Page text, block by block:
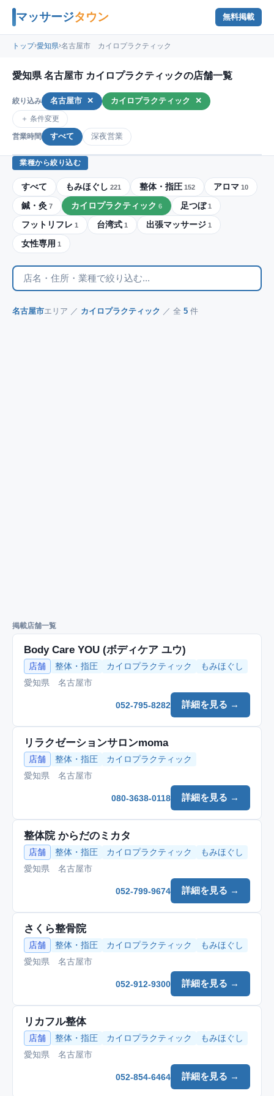
マッサージタウン 無料掲載
トップ›愛知県›名古屋市 カイロプラクティック
愛知県 名古屋市 カイロプラクティックの店舗一覧
絞り込み 名古屋市 ✕ カイロプラクティック ✕
＋ 条件変更
営業時間 すべて 深夜営業
業種から絞り込む
すべて もみほぐし 221 整体・指圧 152 アロマ 10
鍼・灸 7 カイロプラクティック 6 足つぼ 1
フットリフレ 1 台湾式 1 出張マッサージ 1
女性専用 1
名古屋市エリア ／ カイロプラクティック ／ 全 5 件
掲載店舗一覧
Body Care YOU (ボディケア ユウ)
店舗 整体・指圧 カイロプラクティック
もみほぐし
愛知県 名古屋市
詳細を見る →
052-795-8282
リラクゼーションサロンmoma
店舗 整体・指圧
カイロプラクティック
愛知県 名古屋市
詳細を見る →
080-3638-0118
整体院 からだのミカタ
店舗 整体・指圧 カイロプラクティック
もみほぐし
愛知県 名古屋市
詳細を見る →
052-799-9674
さくら整骨院
店舗 整体・指圧 カイロプラクティック
もみほぐし
愛知県 名古屋市
詳細を見る →
052-912-9300
リカフル整体
店舗 整体・指圧 カイロプラクティック
もみほぐし
愛知県 名古屋市
詳細を見る →
052-854-6464